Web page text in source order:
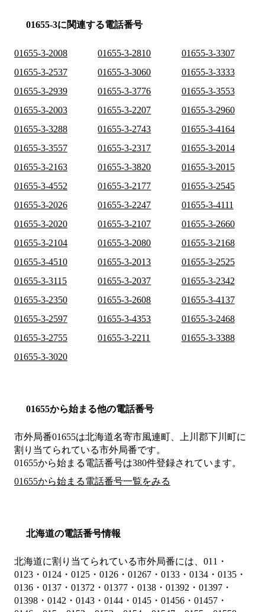
01655-3に関連する電話番号
01655-3-2008 01655-3-2810
01655-3-3307
01655-3-2537
01655-3-3060
01655-3-3333
01655-3-2939
01655-3-3776
01655-3-3553
01655-3-2003
01655-3-2207
01655-3-2960
01655-3-3288
01655-3-2743
01655-3-4164
01655-3-3557
01655-3-2317
01655-3-2014
01655-3-2163
01655-3-3820
01655-3-2015
01655-3-4552
01655-3-2177
01655-3-2545
01655-3-2026
01655-3-2247
01655-3-4111
01655-3-2020
01655-3-2107
01655-3-2660
01655-3-2104
01655-3-2080
01655-3-2168
01655-3-4510
01655-3-2013
01655-3-2525
01655-3-3115
01655-3-2037
01655-3-2342
01655-3-2350
01655-3-2608
01655-3-4137
01655-3-2597
01655-3-4353
01655-3-2468
01655-3-2755
01655-3-2211
01655-3-3388
01655-3-3020
01655から始まる他の電話番号
市外局番01655は北海道名寄市風連町、上川郡下川町に
割り当てられている市外局番です。
01655から始まる電話番号は380件登録されています。
01655から始まる電話番号一覧をみる
北海道の電話番号情報
北海道に割り当てられている市外局番には、011・
0123・0124・0125・0126・01267・0133・0134・0135・
0136・0137・01372・01377・0138・01392・01397・
01398・0142・0143・0144・0145・01456・01457・